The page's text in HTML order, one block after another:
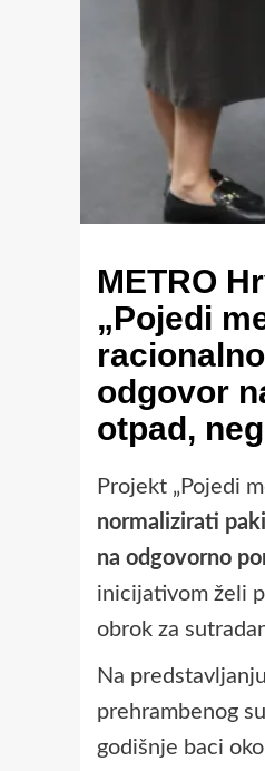
METRO
„Pojedi
odgovor
otpad,
Projekt „Pojedi
normalizirati
na odgovorno
inicijativom želi
obrok za
Na
prehrambenog
godišnje baci